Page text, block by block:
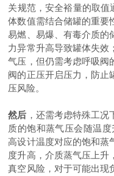
关规范，安全裕量的取值
体数值需结合储罐的重要
易燃、易爆、有毒介质的
力异常升高导致罐体失效
气压，但仍需考虑呼吸阀
阀的正压开启压力，防止
压风险。
然后 ，还需考虑特殊工
质的饱和蒸气压会随温
高设计温度对应的饱和蒸
度升高，介质蒸气压上升
真空风险，对于可能出现